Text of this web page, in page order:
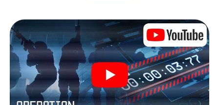
Sie niemandem!
Anders als in einem klassischen Escape Room in Bergen
sind Sie also nicht in ein Zimmer eingesperrt, aus dem Sie
sich in einem vorgegebenen Zeitfenster befreien
müssen. Diese Smartphone Schnitzeljagd erklärt ganz
Bergen zu Ihrem persönlichen Spielfeld! Die technische
Voraussetzung für Ihr Agentenabenteuer in Bergen: Ein
Smartphone mit Zugang ins mobile Internet. Per Klick